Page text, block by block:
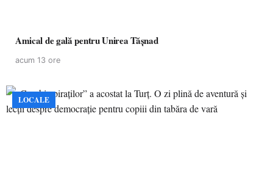
Amical de gală pentru Unirea Tășnad
acum 13 ore
LOCALE